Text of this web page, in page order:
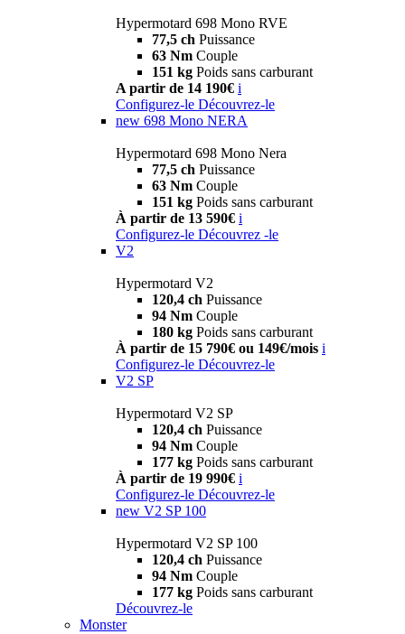
Hypermotard 698 Mono RVE
77,5 ch Puissance
63 Nm Couple
151 kg Poids sans carburant
A partir de 14 190€ i
Configurez-le Découvrez-le
new 698 Mono NERA
Hypermotard 698 Mono Nera
77,5 ch Puissance
63 Nm Couple
151 kg Poids sans carburant
À partir de 13 590€ i
Configurez-le Découvrez -le
V2
Hypermotard V2
120,4 ch Puissance
94 Nm Couple
180 kg Poids sans carburant
À partir de 15 790€ ou 149€/mois i
Configurez-le Découvrez-le
V2 SP
Hypermotard V2 SP
120,4 ch Puissance
94 Nm Couple
177 kg Poids sans carburant
À partir de 19 990€ i
Configurez-le Découvrez-le
new V2 SP 100
Hypermotard V2 SP 100
120,4 ch Puissance
94 Nm Couple
177 kg Poids sans carburant
Découvrez-le
Monster